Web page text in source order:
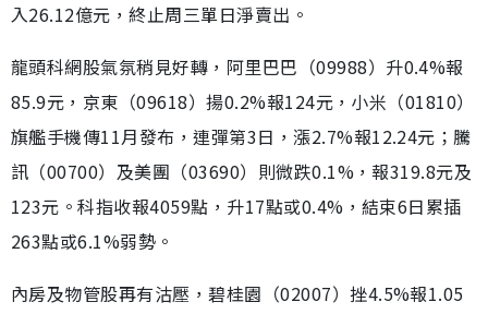
入26.12億元，終止周三單日淨賣出。
龍頭科網股氣氛稍見好轉，阿里巴巴（09988）升0.4%報
85.9元，京東（09618）揚0.2%報124元，小米（01810）
旗艦手機傳11月發布，連彈第3日，漲2.7%報12.24元；騰
訊（00700）及美團（03690）則微跌0.1%，報319.8元及
123元。科指收報4059點，升17點或0.4%，結束6日累插
263點或6.1%弱勢。
內房及物管股再有沽壓，碧桂園（02007）挫4.5%報1.05